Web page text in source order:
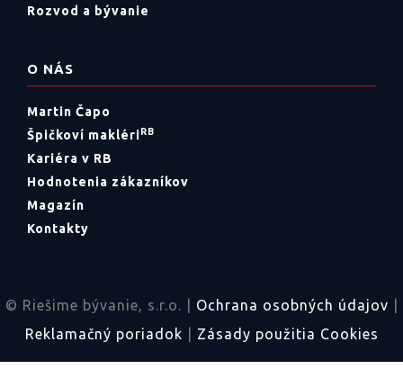
Rozvod a bývanie
O NÁS
Martin Čapo
Špičkoví maklériRB
Kariéra v RB
Hodnotenia zákazníkov
Magazín
Kontakty
© Riešime bývanie, s.r.o. | Ochrana osobných údajov
Reklamačný poriadok
Zásady použitia Cookies